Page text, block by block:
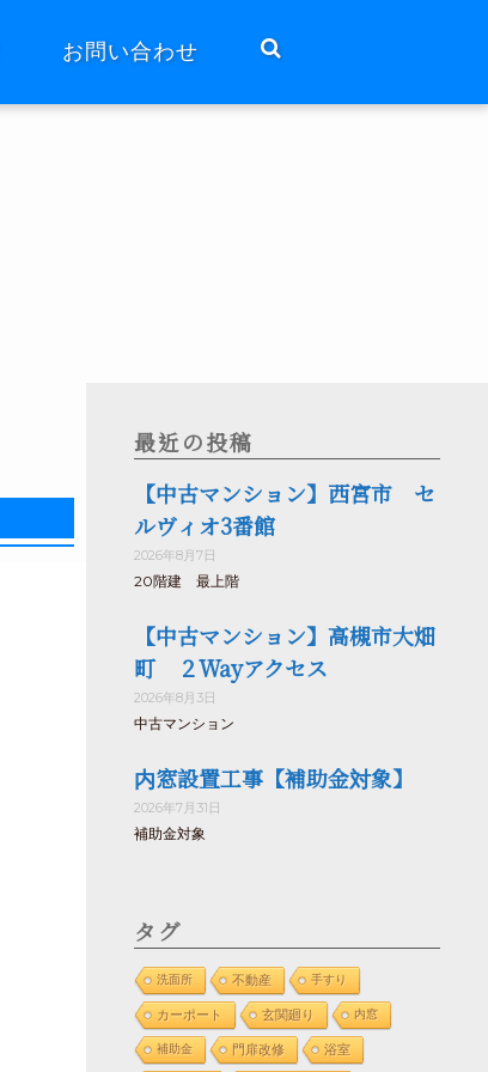
お問い合わせ
最近の投稿
【中古マンション】西宮市 セ
ルヴィオ3番館
2026年8月7日
20階建 最上階
【中古マンション】高槻市大畑
町 ２Wayアクセス
2026年8月3日
中古マンション
内窓設置工事【補助金対象】
2026年7月31日
補助金対象
タグ
洗面所 不動産 手すり
カーポート 玄関廻り 内窓
補助金 門扉改修 浴室